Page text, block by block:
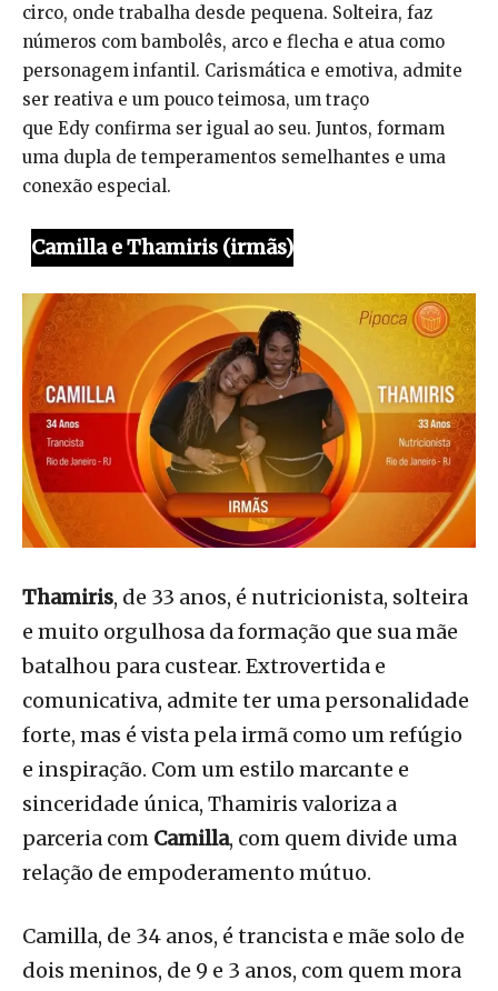
circo, onde trabalha desde pequena. Solteira, faz
números com bambolês, arco e flecha e atua como
personagem infantil. Carismática e emotiva, admite
ser reativa e um pouco teimosa, um traço
que Edy confirma ser igual ao seu. Juntos, formam
uma dupla de temperamentos semelhantes e uma
conexão especial.
Camilla e Thamiris (irmãs)
Thamiris, de 33 anos, é nutricionista, solteira
e muito orgulhosa da formação que sua mãe
batalhou para custear. Extrovertida e
comunicativa, admite ter uma personalidade
forte, mas é vista pela irmã como um refúgio
e inspiração. Com um estilo marcante e
sinceridade única, Thamiris valoriza a
parceria com Camilla, com quem divide uma
relação de empoderamento mútuo.
Camilla, de 34 anos, é trancista e mãe solo de
dois meninos, de 9 e 3 anos, com quem mora